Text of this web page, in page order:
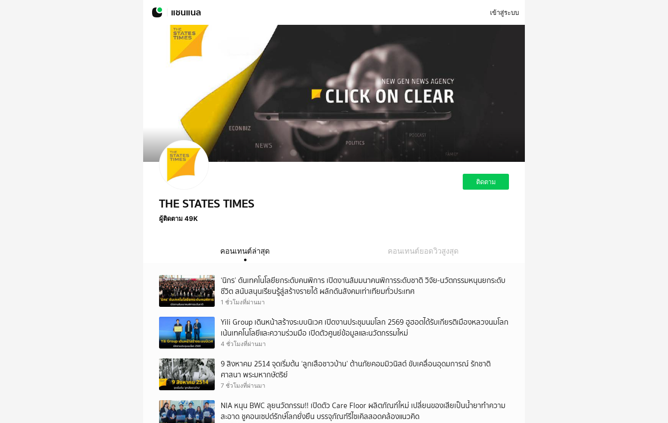
แชนแนล เข้าสู่ระบบ
ติดตาม
THE STATES TIMES
ผู้ติดตาม 49K
คอนเทนต์ล่าสุด คอนเทนต์ยอดวิวสูงสุด
‘นิกร’ ดันเทคโนโลยียกระดับคนพิการ เปิดงานสัมมนาคนพิการระดับชาติ วิจัย-นวัตกรรมหนุนยกระดับ
ชีวิต สนับสนุนเรียนรู้สู่สร้างรายได้ ผลักดันสังคมเท่าเทียมทั่วประเทศ
1 ชั่วโมงที่ผ่านมา
Yili Group เดินหน้าสร้างระบบนิเวศ เปิดงานประชุมนมโลก 2569 ฮูฮอตได้รับเกียรติเมืองหลวงนมโลก
เน้นเทคโนโลยีและความร่วมมือ เปิดตัวศูนย์ข้อมูลและนวัตกรรมใหม่
4 ชั่วโมงที่ผ่านมา
9 สิงหาคม 2514 จุดเริ่มต้น ‘ลูกเสือชาวบ้าน’ ต้านภัยคอมมิวนิสต์ ขับเคลื่อนอุดมการณ์ รักชาติ
ศาสนา พระมหากษัตริย์
7 ชั่วโมงที่ผ่านมา
NIA หนุน BWC ลุยนวัตกรรม!! เปิดตัว Care Floor ผลิตภัณฑ์ใหม่ เปลี่ยนของเสียเป็นน้ำยาทำความ
สะอาด ชูคอนเซปต์รักษ์โลกยั่งยืน บรรจุภัณฑ์รีไซเคิลสอดคล้องแนวคิด